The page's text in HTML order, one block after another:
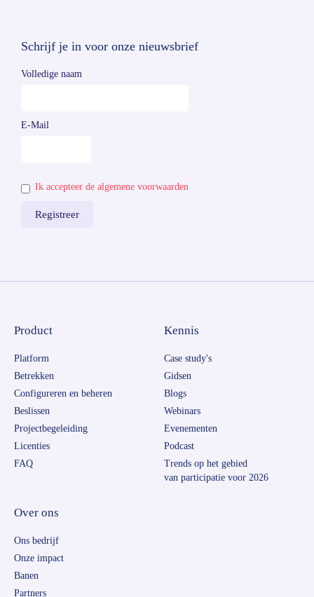
Schrijf je in voor onze nieuwsbrief
Volledige naam
E-Mail
Ik accepteer de algemene voorwaarden
Product
Platform
Betrekken
Configureren en beheren
Beslissen
Projectbegeleiding
Licenties
FAQ
Kennis
Case study's
Gidsen
Blogs
Webinars
Evenementen
Podcast
Trends op het gebied
van participatie voor 2026
Over ons
Ons bedrijf
Onze impact
Banen
Partners